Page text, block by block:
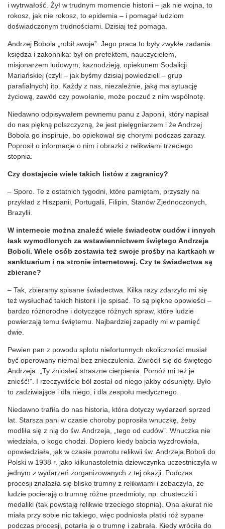
i wytrwałość. Żył w trudnym momencie historii – jak nie wojna, to
rokosz, jak nie rokosz, to epidemia – i pomagał ludziom
doświadczonym trudnościami. Dzisiaj też pomaga.
Andrzej Bobola „robił swoje”. Jego praca to były zwykłe zadania
księdza i zakonnika: był on prefektem, nauczycielem,
misjonarzem ludowym, kaznodzieją, opiekunem Sodalicji
Mariańskiej (czyli – jak byśmy dzisiaj powiedzieli – grup
parafialnych) itp. Każdy z nas, niezależnie, jaką ma sytuację
życiową, zawód czy powołanie, może poczuć z nim wspólnotę.
Niedawno odpisywałem pewnemu panu z Japonii, który napisał
do nas piękną polszczyzną, że jest pielęgniarzem i że Andrzej
Bobola go inspiruje, bo opiekował się chorymi podczas zarazy.
Poprosił o informacje o nim i obrazki z relikwiami trzeciego
stopnia.
Czy dostajecie wiele takich listów z zagranicy?
– Sporo. Te z ostatnich tygodni, które pamiętam, przyszły na
przykład z Hiszpanii, Portugalii, Filipin, Stanów Zjednoczonych,
Brazylii.
W internecie można znaleźć wiele świadectw cudów i innych
łask wymodlonych za wstawiennictwem świętego Andrzeja
Boboli. Wiele osób zostawia też swoje prośby na kartkach w
sanktuarium i na stronie internetowej. Czy te świadectwa są
zbierane?
– Tak, zbieramy spisane świadectwa. Kilka razy zdarzyło mi się
też wysłuchać takich historii i je spisać. To są piękne opowieści –
bardzo różnorodne i dotyczące różnych spraw, które ludzie
powierzają temu świętemu. Najbardziej zapadły mi w pamięć
dwie.
Pewien pan z powodu splotu niefortunnych okoliczności musiał
być operowany niemal bez znieczulenia. Zwrócił się do świętego
Andrzeja: „Ty zniosłeś straszne cierpienia. Pomóż mi też je
znieść!”. I rzeczywiście ból został od niego jakby odsunięty. Było
to zadziwiające i dla niego, i dla zespołu medycznego.
Niedawno trafiła do nas historia, która dotyczy wydarzeń sprzed
lat. Starsza pani w czasie choroby poprosiła wnuczkę, żeby
modliła się z nią do św. Andrzeja, „tego od cudów”. Wnuczka nie
wiedziała, o kogo chodzi. Dopiero kiedy babcia wyzdrowiała,
opowiedziała, jak w czasie powrotu relikwii św. Andrzeja Boboli do
Polski w 1938 r. jako kilkunastoletnia dziewczynka uczestniczyła w
jednym z wydarzeń zorganizowanych z tej okazji. Podczas
procesji znalazła się blisko trumny z relikwiami i zobaczyła, że
ludzie pocierają o trumnę różne przedmioty, np. chusteczki i
medaliki (tak powstają relikwie trzeciego stopnia). Ona akurat nie
miała przy sobie nic takiego, więc podniosła płatki róż sypane
podczas procesji, potarła je o trumnę i zabrała. Kiedy wróciła do